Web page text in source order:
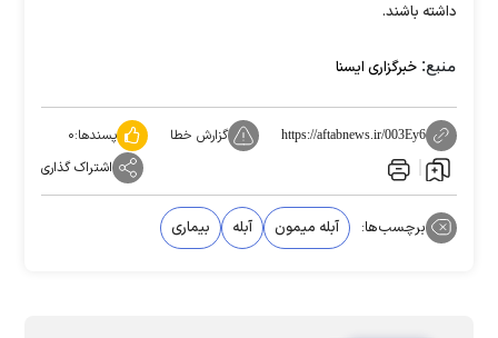
داشته باشند.
منبع: خبرگزاری ایسنا
https://aftabnews.ir/003Ey6 گزارش خطا پسندها:۰
اشتراک گذاری
برچسب‌ها: آبله میمون آبله بیماری